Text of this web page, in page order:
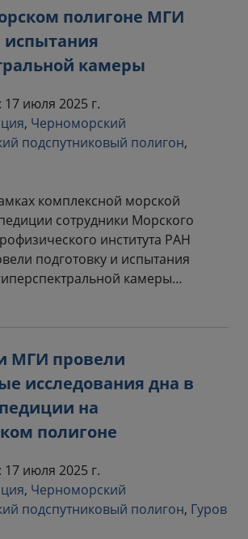
полигоне МГИ
камеры
июля 2025 г.
, Черноморский
подспутниковый полигон,
комплексной морской
сотрудники Морского
института РАН
подготовку и испытания
камеры…
МГИ провели
исследования дна в
на
полигоне
июля 2025 г.
, Черноморский
подспутниковый полигон, Гуров